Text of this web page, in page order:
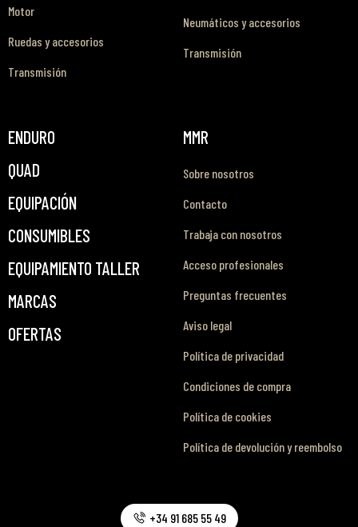
Motor
Ruedas y accesorios
Transmisión
Neumáticos y accesorios
Transmisión
ENDURO
QUAD
EQUIPACIÓN
CONSUMIBLES
EQUIPAMIENTO TALLER
MARCAS
OFERTAS
MMR
Sobre nosotros
Contacto
Trabaja con nosotros
Acceso profesionales
Preguntas frecuentes
Aviso legal
Política de privacidad
Condiciones de compra
Política de cookies
Política de devolución y reembolso
+34 91 685 55 49